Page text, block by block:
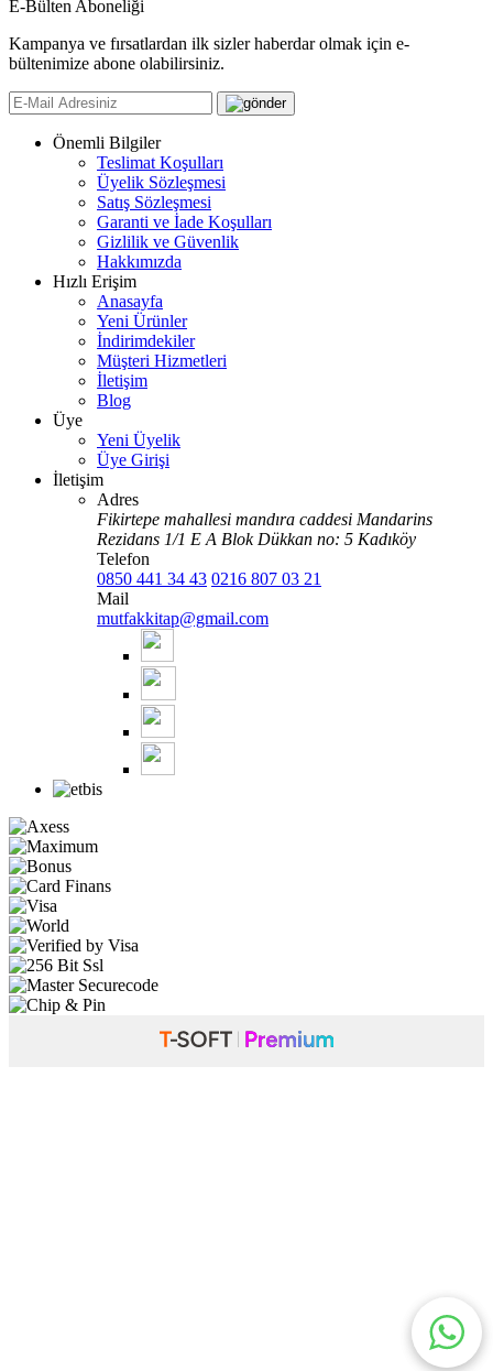
E-Bülten Aboneliği
Kampanya ve fırsatlardan ilk sizler haberdar olmak için e-
bültenimize abone olabilirsiniz.
Önemli Bilgiler
Teslimat Koşulları
Üyelik Sözleşmesi
Satış Sözleşmesi
Garanti ve İade Koşulları
Gizlilik ve Güvenlik
Hakkımızda
Hızlı Erişim
Anasayfa
Yeni Ürünler
İndirimdekiler
Müşteri Hizmetleri
İletişim
Blog
Üye
Yeni Üyelik
Üye Girişi
İletişim
Adres
Fikirtepe mahallesi mandıra caddesi Mandarins
Rezidans 1/1 E A Blok Dükkan no: 5 Kadıköy
Telefon
0850 441 34 43 0216 807 03 21
Mail
mutfakkitap@gmail.com